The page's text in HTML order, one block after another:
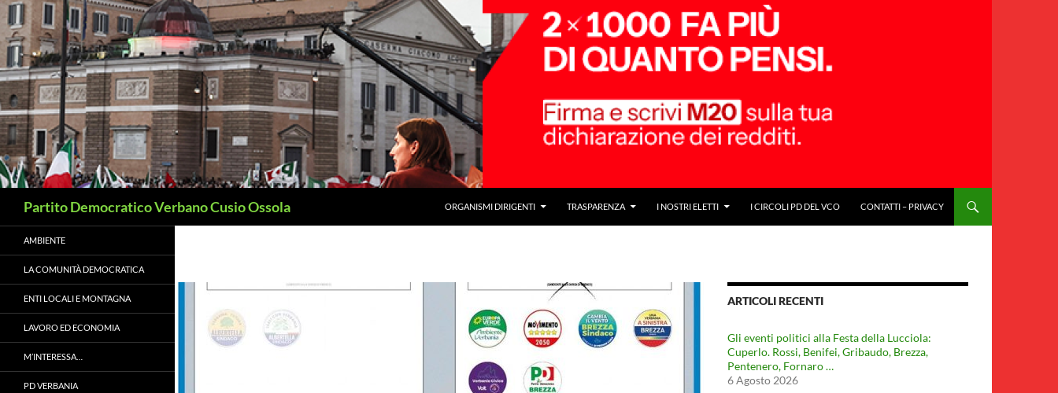
Vai
al
contenuto
Partito Democratico Verbano Cusio Ossola ORGANISMI DIRIGENTI TRASPARENZA I NOSTRI ELETTI I CIRCOLI PD DEL VCO CONTATTI – PRIVACY
ARTICOLI RECENTI
Gli eventi politici alla Festa della Lucciola:
Cuperlo. Rossi, Benifei, Gribaudo, Brezza,
Pentenero, Fornaro …
6 Agosto 2026
AMBIENTE
LA COMUNITÀ DEMOCRATICA
ENTI LOCALI E MONTAGNA
LAVORO ED ECONOMIA
M’INTERESSA…
PD VERBANIA